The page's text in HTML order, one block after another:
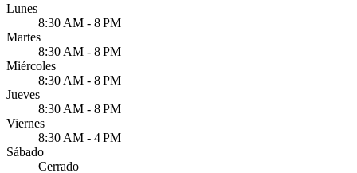
Lunes
8:30 AM - 8 PM
Martes
8:30 AM - 8 PM
Miércoles
8:30 AM - 8 PM
Jueves
8:30 AM - 8 PM
Viernes
8:30 AM - 4 PM
Sábado
Cerrado